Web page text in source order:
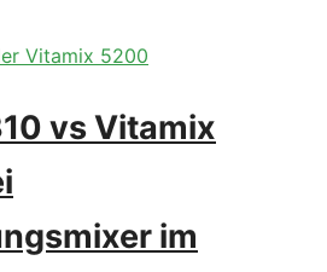
vs Vitamix
im